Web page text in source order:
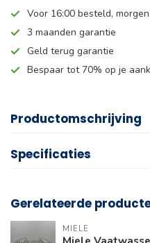
Voor 16:00 besteld,
3 maanden garantie
Geld terug garantie
Bespaar tot 70% op je
Productomschrijving
Specificaties
Gerelateerde
MIELE